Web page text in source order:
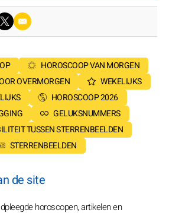
HOROSCOOP VAN MORGEN
OVERMORGEN
WEKELIJKS
HOROSCOOP 2026
GELUKSNUMMERS
TUSSEN STERRENBEELDEN
STERRENBEELDEN
de site
horoscopen, artikelen en